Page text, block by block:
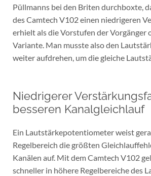
Püllmanns bei den Briten durchboxte,
des Camtech V102 einen niedrigeren
erhielt als die Vorstufen der Vorgänger
Variante. Man musste also den
weiter aufdrehen, um die gleiche
Niedrigerer
besseren Kanalgleichlauf
Ein Lautstärkepotentiometer weist
Regelbereich die größten
Kanälen auf. Mit dem Camtech V102
schneller in höhere Regelbereiche des